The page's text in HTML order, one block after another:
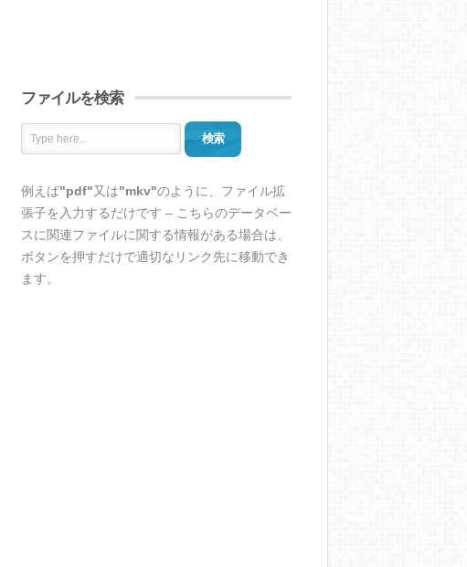
ファイルを検索
検索
例えば"pdf"又は"mkv"のように、ファイル拡
張子を入力するだけです – こちらのデータベー
スに関連ファイルに関する情報がある場合は、
ボタンを押すだけで適切なリンク先に移動でき
ます。